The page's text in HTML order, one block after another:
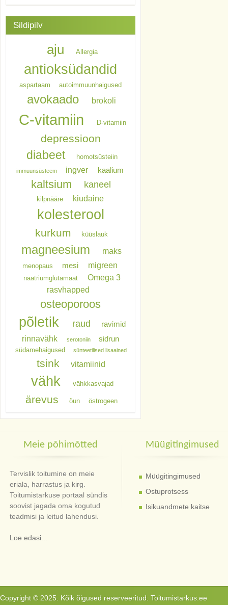
Sildipilv
aju Allergia
antioksüdandid
aspartaam autoimmuunhaigused
avokaado brokoli
C-vitamiin D-vitamiin
depressioon
diabeet homotsüsteiin
immuunsüsteem ingver kaalium
kaltsium kaneel
kilpnääre kiudaine
kolesterool
kurkum küüslauk
magneesium maks
menopaus mesi migreen
naatriumglutamaat
Omega 3
rasvhapped
osteoporoos
põletik raud ravimid
rinnavähk serotoniin sidrun
südamehaigused sünteetilised lisaained
tsink vitamiinid
vähk vähkkasvajad
ärevus õun östrogeen
Meie põhimõtted
Tervislik toitumine on meie
eriala, harrastus ja kirg.
Toitumistarkuse portaal sündis
soovist jagada oma kogutud
teadmisi ja leitud lahendusi.
Loe edasi...
Müügitingimused
Müügitingimused
Ostuprotsess
Isikuandmete kaitse
Copyright © 2025. Kõik õigused reserveeritud. Toitumistarkus.ee